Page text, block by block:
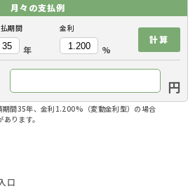
月々の支払例
期間
年
金利
%
計算
円
間35年、金利1.200%（変動金利型）の場合
ります。
口